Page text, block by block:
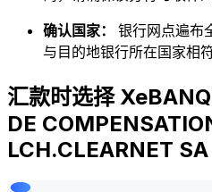
确认国家： 银行网点遍布
与目的地银行所在国家相符
汇款时选择
DE
LCH.CLEARNET SA